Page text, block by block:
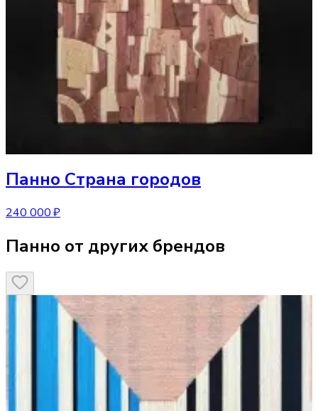
Панно Страна городов
240 000 ₽
Панно от других брендов